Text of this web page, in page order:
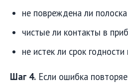
не повреждена ли полоска
чистые ли контакты в
не истек ли срок годности
Шаг 4. Если ошибка